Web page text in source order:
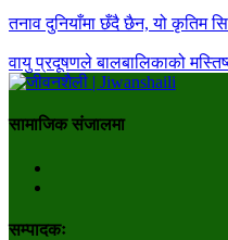
तनाव दुनियाँमा छँदै छैन, यो कृतिम
वायु प्रदूषणले बालबालिकाको
सामाजिक संजालमा
सम्पादकः